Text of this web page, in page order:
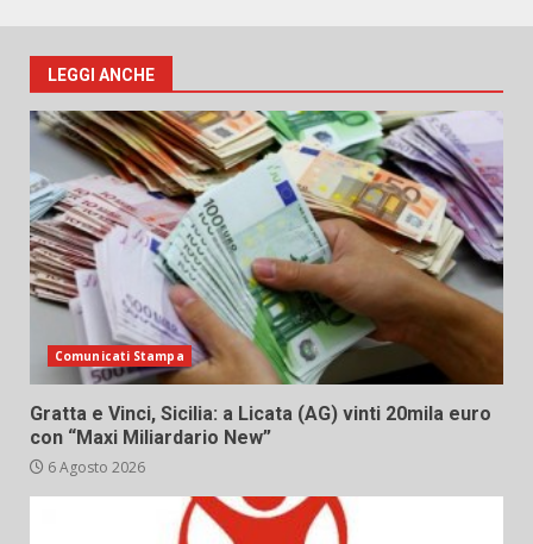
LEGGI ANCHE
Comunicati Stampa
Gratta e Vinci, Sicilia: a Licata (AG) vinti 20mila euro
con “Maxi Miliardario New”
6 Agosto 2026